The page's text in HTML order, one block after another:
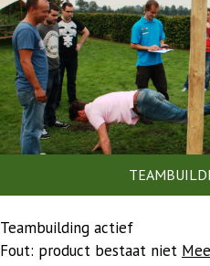
Teambuilding actief
Fout: product bestaat niet